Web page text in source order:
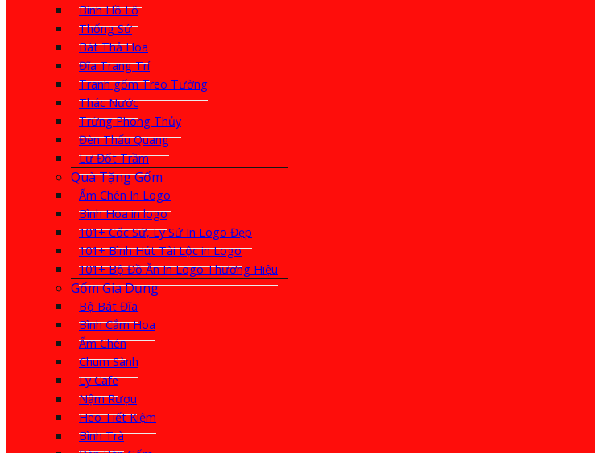
Bình Hồ Lô
Thống Sứ
Bát Thả Hoa
Đĩa Trang Trí
Tranh gốm Treo Tường
Thác Nước
Trứng Phong Thủy
Đèn Thấu Quang
Lư Đốt Trầm
Quà Tặng Gốm
Ấm Chén In Logo
Bình Hoa in logo
101+ Cốc Sứ, Ly Sứ In Logo Đẹp
101+ Bình Hút Tài Lộc in Logo
101+ Bộ Đồ Ăn In Logo Thương Hiệu
Gốm Gia Dụng
Bộ Bát Đĩa
Bình Cắm Hoa
Ấm Chén
Chum Sành
Ly Cafe
Nậm Rượu
Heo Tiết Kiệm
Bình Trà